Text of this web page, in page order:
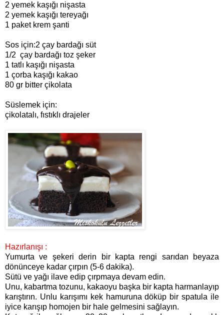
2 yemek kaşığı nişasta
2 yemek kaşığı tereyağı
1 paket krem şanti
Sos için:2 çay bardağı süt
1/2 çay bardağı toz şeker
1 tatlı kaşığı nişasta
1 çorba kaşığı kakao
80 gr bitter çikolata
Süslemek için:
çikolatalı, fıstıklı drajeler
Hazırlanışı :
Yumurta ve şekeri derin bir kapta rengi sarıdan beyaza
dönünceye kadar çırpın (5-6 dakika).
Sütü ve yağı ilave edip çırpmaya devam edin.
Unu, kabartma tozunu, kakaoyu başka bir kapta harmanlayıp
karıştırın. Unlu karışımı kek hamuruna döküp bir spatula ile
iyice karışıp homojen bir hale gelmesini sağlayın.